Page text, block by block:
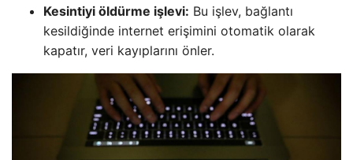
Kesintiyi öldürme işlevi: Bu işlev, bağlantı
kesildiğinde internet erişimini otomatik olarak
kapatır, veri kayıplarını önler.